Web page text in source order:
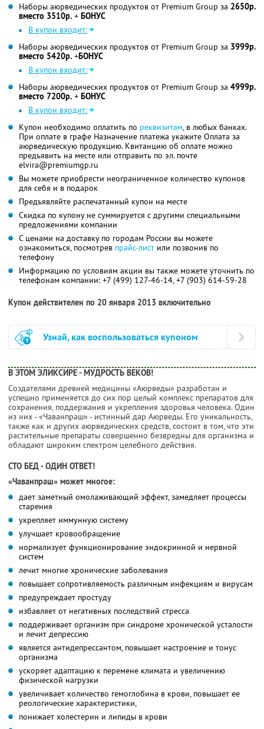
Наборы аюрведических продуктов от Premium Group за 2650р.
вместо 3510р. + БОНУС
В купон входит:
Наборы аюрведических продуктов от Premium Group за 3999р.
вместо 5420р. +БОНУС
В купон входит:
Наборы аюрведических продуктов от Premium Group за 4999р.
вместо 7200р. + БОНУС
В купон входит:
Купон необходимо оплатить по реквизитам, в любых банках.
При оплате в графе Назначение платежа укажите Оплата за
аюрведическую продукцию. Квитанцию об оплате можно
предъявить на месте или отправить по эл. почте
elvira@premiumgp.ru
Вы можете приобрести неограниченное количество купонов
для себя и в подарок
Предъявляйте распечатанный купон на месте
Скидка по купону не суммируется с другими специальными
предложениями компании
С ценами на доставку по городам России вы можете
ознакомиться, посмотрев прайс-лист или позвонив по
телефону
Информацию по условиям акции вы также можете уточнить по
телефонам компании: +7 (499) 127-46-14, +7 (903) 614-59-28
Купон действителен по 20 января 2013 включительно
Узнай, как воспользоваться купоном
В ЭТОМ ЭЛИКСИРЕ - МУДРОСТЬ ВЕКОВ!
Создателями древней медицины «Аюрведы» разработан и
успешно применяется до сих пор целый комплекс препаратов для
сохранения, поддержания и укрепления здоровья человека. Один
из них - «Чаванпраш» - истинный дар Аюрведы. Его уникальность,
также как и других аюрведических средств, состоит в том, что эти
растительные препараты совершенно безвредны для организма и
обладают широким спектром целебного действия.
СТО БЕД - ОДИН ОТВЕТ!
«Чаванпраш» может многое:
дает заметный омолаживающий эффект, замедляет процессы
старения
укрепляет иммунную систему
улучшает кровообращение
нормализует функционирование эндокринной и нервной
систем
лечит многие хронические заболевания
повышает сопротивляемость различным инфекциям и вирусам
предупреждает простуду
избавляет от негативных последствий стресса
поддерживает организм при синдроме хронической усталости
и лечит депрессию
является антидепрессантом, повышает настроение и тонус
организма
ускоряет адаптацию к перемене климата и увеличению
физической нагрузки
увеличивает количество гемоглобина в крови, повышает ее
реологические характеристики,
понижает холестерин и липиды в крови